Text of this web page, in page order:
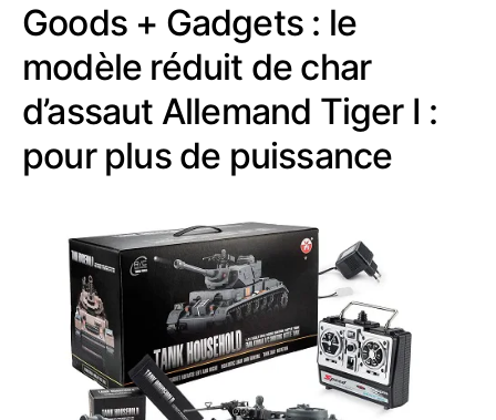
Goods + Gadgets : le
modèle réduit de char
d’assaut Allemand Tiger I :
pour plus de puissance